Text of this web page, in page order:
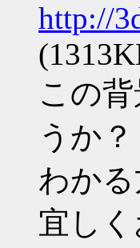
http://
この
うか？
わか
宜し